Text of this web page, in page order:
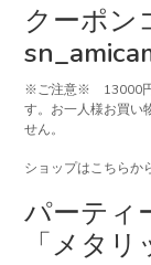
クーポ
※ご注意※ 13000円
す。お一人様お買い
せん。
ショップはこちら
パーティ
「メタ